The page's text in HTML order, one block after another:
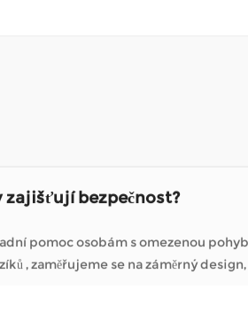
invalidních vozíků Společnosti, jako jsou ty, které se specializují na řešení mobility, nabízejí
prostě užít čas venku, ...
zajišťují bezpečnost?
pomoc osobám s omezenou
Velkoobchodní výrobce invalidních vozíků , zaměřujeme se na